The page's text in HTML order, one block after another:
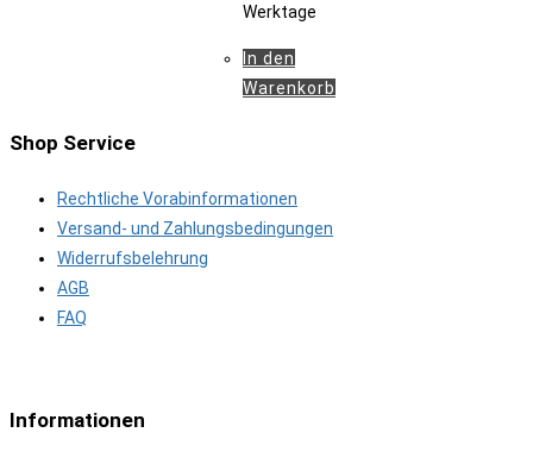
Werktage
In den
Warenkorb
Shop Service
Rechtliche Vorabinformationen
Versand- und Zahlungsbedingungen
Widerrufsbelehrung
AGB
FAQ
Informationen